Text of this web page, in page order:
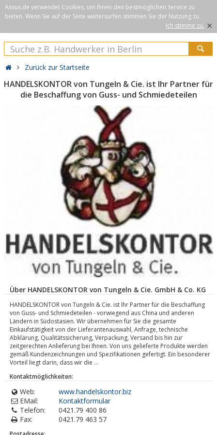
Axxus.de verwendet Cookies, um Ihnen den bestmöglichen Service zu
bieten. Wenn Sie auf der Seite weitersurfen stimmen Sie der Nutzung zu.
Ich stimme zu. ×
Zurück zur Startseite
HANDELSKONTOR von Tungeln & Cie. ist Ihr Partner für
die Beschaffung von Guss- und Schmiedeteilen
Über HANDELSKONTOR von Tungeln & Cie. GmbH & Co. KG
HANDELSKONTOR von Tungeln & Cie. ist Ihr Partner für die Beschaffung
von Guss- und Schmiedeteilen - vorwiegend aus China und anderen
Ländern in Südostasien. Wir übernehmen für Sie die gesamte
Einkaufstätigkeit von der Lieferantenauswahl, Anfrage, technische
Abklärung, Qualitätssicherung, Verpackung, Versand bis hin zur
zeitgerechten Anlieferung bei Ihnen. Von uns gelieferte Produkte werden
gemäß Kundenzeichnungen und Spezifikationen gefertigt. Ein besonderer
Vorteil liegt darin, dass wir die ...
Kontaktmöglichkeiten:
Web:
www.handelskontor.biz
EMail:
Kontaktformular
Telefon:
0421.79 400 86
Fax:
0421.79 463 57